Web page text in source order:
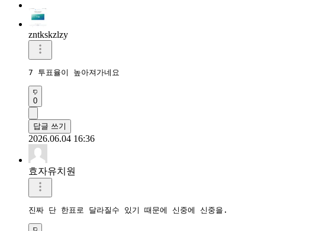
zntkskzlzy
7 투표율이 높아져가네요
0
답글 쓰기
2026.06.04 16:36
효자유치원
진짜 단 한표로 달라질수 있기 때문에 신중에 신중을.